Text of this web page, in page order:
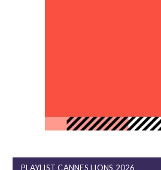
PLAYLIST CANNES LIONS 2026